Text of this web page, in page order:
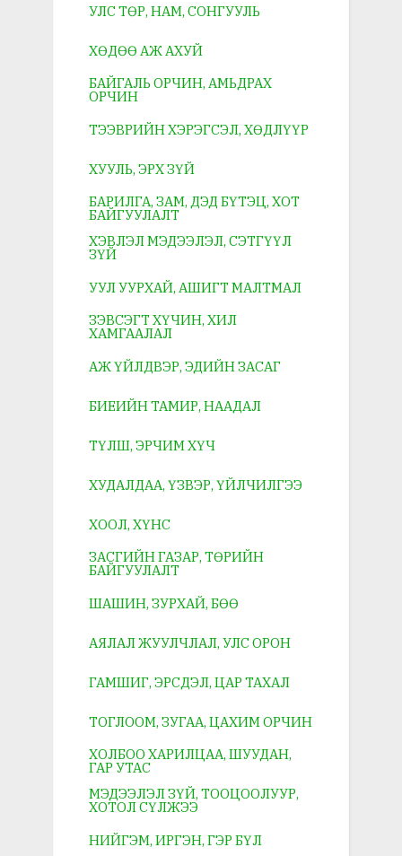
УЛС ТӨР, НАМ, СОНГУУЛЬ
ХӨДӨӨ АЖ АХУЙ
БАЙГАЛЬ ОРЧИН, АМЬДРАХ
ОРЧИН
ТЭЭВРИЙН ХЭРЭГСЭЛ, ХӨДЛҮҮР
ХУУЛЬ, ЭРХ ЗҮЙ
БАРИЛГА, ЗАМ, ДЭД БҮТЭЦ, ХОТ
БАЙГУУЛАЛТ
ХЭВЛЭЛ МЭДЭЭЛЭЛ, СЭТГҮҮЛ
ЗҮЙ
УУЛ УУРХАЙ, АШИГТ МАЛТМАЛ
ЗЭВСЭГТ ХҮЧИН, ХИЛ
ХАМГААЛАЛ
АЖ ҮЙЛДВЭР, ЭДИЙН ЗАСАГ
БИЕИЙН ТАМИР, НААДАЛ
ТҮЛШ, ЭРЧИМ ХҮЧ
ХУДАЛДАА, ҮЗВЭР, ҮЙЛЧИЛГЭЭ
ХООЛ, ХҮНС
ЗАСГИЙН ГАЗАР, ТӨРИЙН
БАЙГУУЛАЛТ
ШАШИН, ЗУРХАЙ, БӨӨ
АЯЛАЛ ЖУУЛЧЛАЛ, УЛС ОРОН
ГАМШИГ, ЭРСДЭЛ, ЦАР ТАХАЛ
ТОГЛООМ, ЗУГАА, ЦАХИМ ОРЧИН
ХОЛБОО ХАРИЛЦАА, ШУУДАН,
ГАР УТАС
МЭДЭЭЛЭЛ ЗҮЙ, ТООЦООЛУУР,
ХОТОЛ СҮЛЖЭЭ
НИЙГЭМ, ИРГЭН, ГЭР БҮЛ